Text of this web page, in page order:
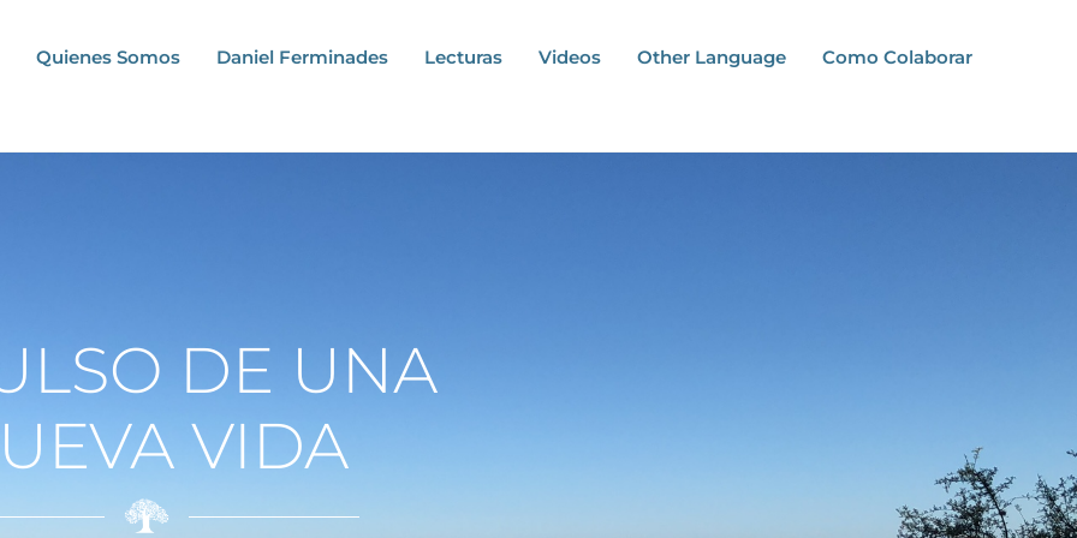
Quienes Somos Daniel Ferminades Lecturas Videos Other Language Como Colaborar
DE UNA
VIDA